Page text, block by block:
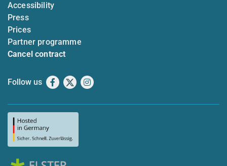
Accessibility
Press
Prices
Partner programme
Cancel contract
Follow us Facebook
X Instagram